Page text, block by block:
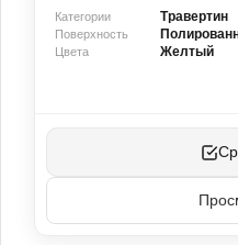
Категории Травертин
Поверхность
Цвета Желтый